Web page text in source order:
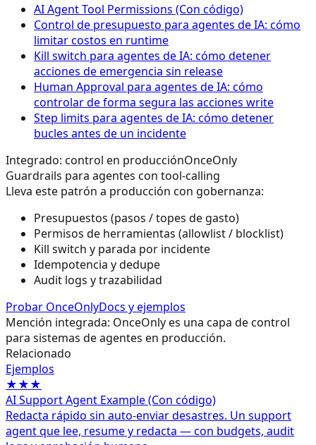
AI Agent Tool Permissions (Con código)
Control de presupuesto para agentes de IA: cómo
limitar costos en runtime
Kill switch para agentes de IA: cómo detener
acciones de emergencia sin release
Human Approval para agentes de IA: cómo
controlar de forma segura las acciones write
Step limits para agentes de IA: cómo detener
bucles antes de un incidente
Integrado: control en producciónOnceOnly
Guardrails para agentes con tool-calling
Lleva este patrón a producción con gobernanza:
Presupuestos (pasos / topes de gasto)
Permisos de herramientas (allowlist / blocklist)
Kill switch y parada por incidente
Idempotencia y dedupe
Audit logs y trazabilidad
Probar OnceOnlyDocs y ejemplos
Mención integrada: OnceOnly es una capa de control
para sistemas de agentes en producción.
Relacionado
Ejemplos
★★★
AI Support Agent Example (Con código)
Redacta rápido sin auto‑enviar desastres. Un support
agent que lee, resume y redacta — con budgets, audit